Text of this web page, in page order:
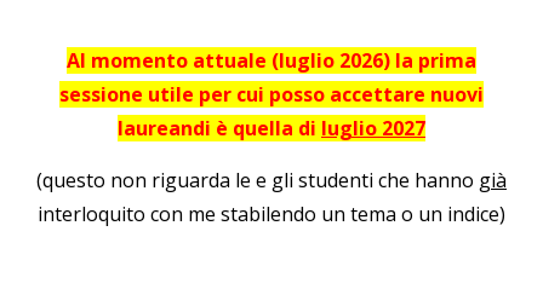
Al momento attuale (luglio 2026) la prima
sessione utile per cui posso accettare nuovi
laureandi è quella di luglio 2027
(questo non riguarda le e gli studenti che hanno già
interloquito con me stabilendo un tema o un indice)